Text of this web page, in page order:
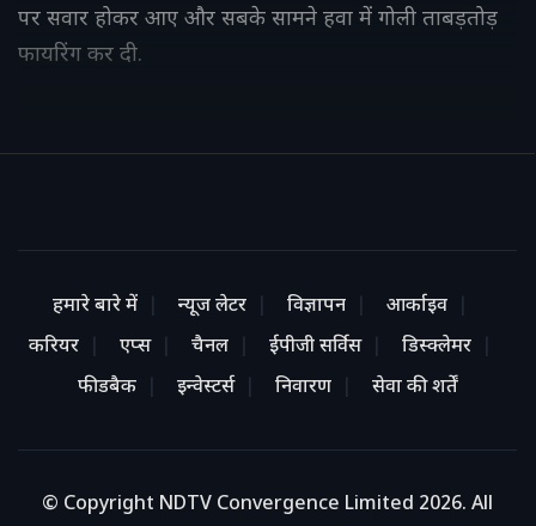
पर सवार होकर आए और सबके सामने हवा में गोली ताबड़तोड़
फायरिंग कर दी.
हमारे बारे में न्यूज लेटर विज्ञापन
आर्काइव
करियर
एप्स चैनल ईपीजी सर्विस
डिस्क्लेमर
फीडबैक
इन्वेस्टर्स निवारण सेवा की शर्तें
© Copyright NDTV Convergence Limited 2026. All